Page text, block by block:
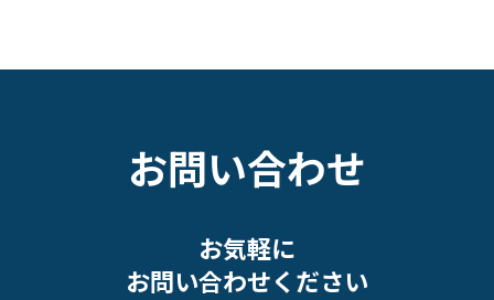
お問い合わせ
お気軽に
お問い合わせください